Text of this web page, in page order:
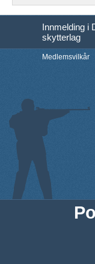
Innmelding i
skytterlag
Medlemsvilkår